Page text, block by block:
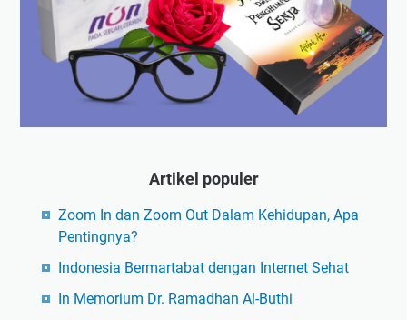
Artikel populer
Zoom In dan Zoom Out Dalam Kehidupan, Apa
Pentingnya?
Indonesia Bermartabat dengan Internet Sehat
In Memorium Dr. Ramadhan Al-Buthi